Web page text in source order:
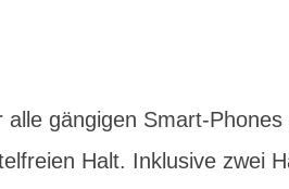
gängigen Smart-
Halt. Inklusive zwei